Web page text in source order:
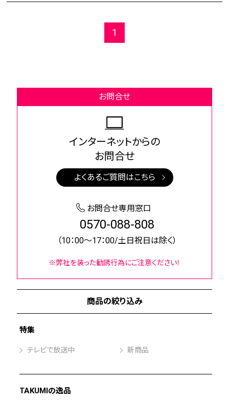
商品の絞り込み
特集
テレビで放送中 新商品
TAKUMIの逸品
1
お問合せ
インターネットからの
お問合せ
よくあるご質問はこちら
お問合せ専用窓口
0570-088-808
（10：00～17：00/土日祝日は除く）
※弊社を装った勧誘行為にご注意ください！